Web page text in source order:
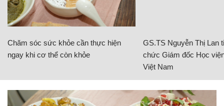
Chăm sóc sức khỏe cần thực hiện
ngay khi cơ thể còn khỏe
GS.TS Nguyễn Thị Lan
chức Giám đốc Học
Việt Nam